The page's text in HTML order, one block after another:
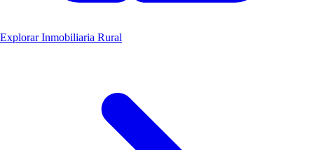
Explorar Inmobiliaria Rural